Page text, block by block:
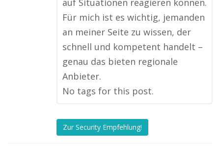
auf Situationen reagieren können.
Für mich ist es wichtig, jemanden
an meiner Seite zu wissen, der
schnell und kompetent handelt –
genau das bieten regionale
Anbieter.
No tags for this post.
Zur Security Empfehlung!